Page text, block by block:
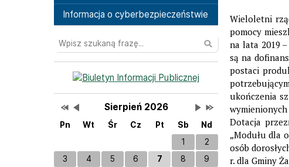
Informacja o cyberbezpieczeństwie
Wyszukaj
Bannery boczne
WydarzeniaLista wydarzeń w miesiącu
Sierpień 2026Brak wydarzeń w tym
Przestaw datę na Sierpień 2025
Przestaw datę na Lipiec 2026 Przestaw datę na
Przestaw datę na
Pn Wt Śr Cz Pt Sb
Nd
1
2
3
4 5 6 7 8
9
Wieloletni
pomocy
na lata 2019
są na
postaci
ukończenia
Dotacja
„Modułu dla
osób
r. dla Gminy